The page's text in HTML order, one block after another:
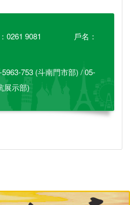
：0261 9081 戶名：
753 (斗南門市部) / 05-
展示部)